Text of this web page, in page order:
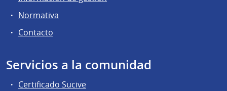
Normativa
Contacto
Servicios a la comunidad
Certificado Sucive